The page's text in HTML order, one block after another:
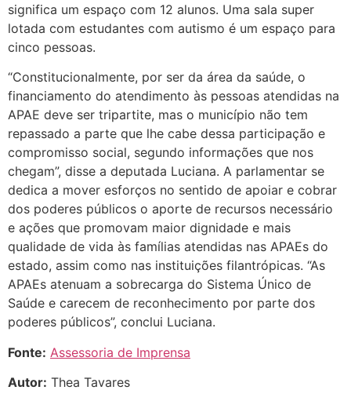
significa um espaço com 12 alunos. Uma sala super
lotada com estudantes com autismo é um espaço para
cinco pessoas.
“Constitucionalmente, por ser da área da saúde, o
financiamento do atendimento às pessoas atendidas na
APAE deve ser tripartite, mas o município não tem
repassado a parte que lhe cabe dessa participação e
compromisso social, segundo informações que nos
chegam”, disse a deputada Luciana. A parlamentar se
dedica a mover esforços no sentido de apoiar e cobrar
dos poderes públicos o aporte de recursos necessário
e ações que promovam maior dignidade e mais
qualidade de vida às famílias atendidas nas APAEs do
estado, assim como nas instituições filantrópicas. “As
APAEs atenuam a sobrecarga do Sistema Único de
Saúde e carecem de reconhecimento por parte dos
poderes públicos”, conclui Luciana.
Fonte: Assessoria de Imprensa
Autor: Thea Tavares